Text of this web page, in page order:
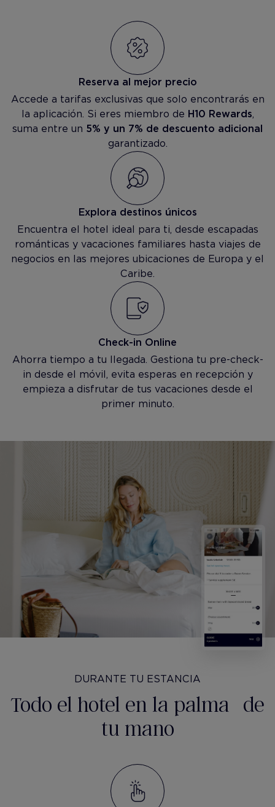
Reserva al mejor precio
Accede a tarifas exclusivas que solo encontrarás en
la aplicación. Si eres miembro de H10 Rewards,
suma entre un 5% y un 7% de descuento adicional
garantizado.
Explora destinos únicos
Encuentra el hotel ideal para ti, desde escapadas
románticas y vacaciones familiares hasta viajes de
negocios en las mejores ubicaciones de Europa y el
Caribe.
Check-in Online
Ahorra tiempo a tu llegada. Gestiona tu pre-check-
in desde el móvil, evita esperas en recepción y
empieza a disfrutar de tus vacaciones desde el
primer minuto.
DURANTE TU ESTANCIA
Todo el hotel en la palma de
tu mano